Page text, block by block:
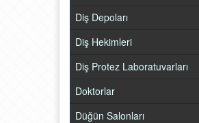
Diş Depoları
Diş Hekimleri
Diş Protez Laboratuvarları
Doktorlar
Düğün Salonları